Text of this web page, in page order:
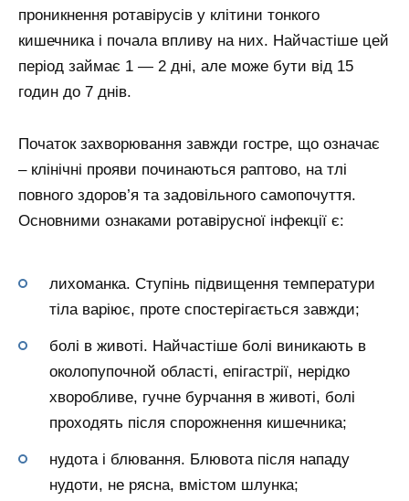
проникнення ротавірусів у клітини тонкого
кишечника і почала впливу на них. Найчастіше цей
період займає 1 — 2 дні, але може бути від 15
годин до 7 днів.
Початок захворювання завжди гостре, що означає
– клінічні прояви починаються раптово, на тлі
повного здоров’я та задовільного самопочуття.
Основними ознаками ротавірусної інфекції є:
лихоманка. Ступінь підвищення температури
тіла варіює, проте спостерігається завжди;
болі в животі. Найчастіше болі виникають в
околопупочной області, епігастрії, нерідко
хворобливе, гучне бурчання в животі, болі
проходять після спорожнення кишечника;
нудота і блювання. Блювота після нападу
нудоти, не рясна, вмістом шлунка;